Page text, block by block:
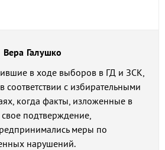
Вера Галушко
в ходе выборов в ГД и ЗСК,
с избирательными
когда факты, изложенные в
подтверждение,
меры по
нарушений.